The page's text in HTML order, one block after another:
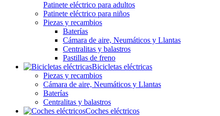
Patinete eléctrico para adultos
Patinete eléctrico para niños
Piezas y recambios
Baterías
Cámara de aire, Neumáticos y Llantas
Centralitas y balastros
Pastillas de freno
Bicicletas eléctricas
Piezas y recambios
Cámara de aire, Neumáticos y Llantas
Baterías
Centralitas y balastros
Coches eléctricos